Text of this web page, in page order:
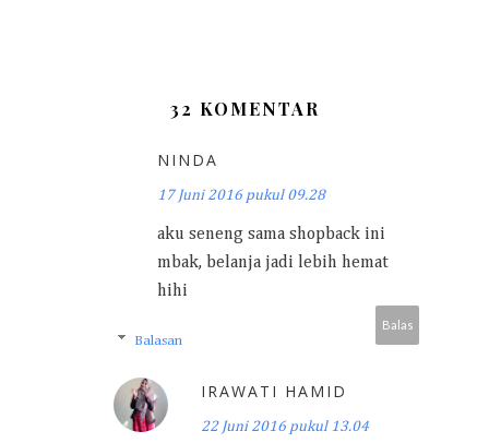
32 KOMENTAR
NINDA
17 Juni 2016 pukul 09.28
aku seneng sama shopback ini
mbak, belanja jadi lebih hemat
hihi
Balas
Balasan
IRAWATI HAMID
22 Juni 2016 pukul 13.04